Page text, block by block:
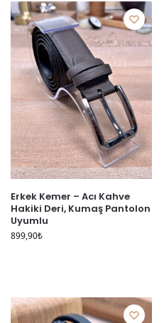
Erkek Kemer – Acı Kahve
Hakiki Deri, Kumaş Pantolon
Uyumlu
899,90₺